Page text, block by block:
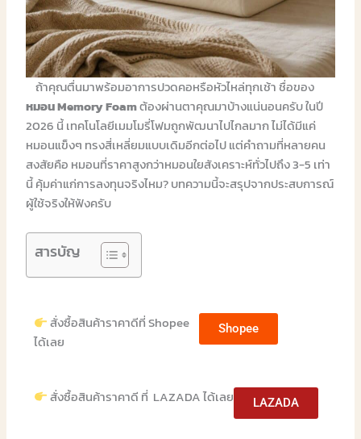
ถ้าคุณตื่นมาพร้อมอาการปวดคอหรือหัวไหล่ทุกเช้า ชื่อของ
หมอน Memory Foamต้องผ่านตาคุณมาบ้างแน่นอนครับ ในปี
2026 นี้ เทคโนโลยีเมมโมรี่โฟมถูกพัฒนาไปไกลมาก ไม่ได้มีแค่
หมอนแข็งๆ ทรงสี่เหลี่ยมแบบเดิมอีกต่อไป แต่คำถามที่หลายคน
สงสัยคือ หมอนที่ราคาสูงกว่าหมอนใยสังเคราะห์ทั่วไปถึง 3-5 เท่า
นี้ คุ้มค่าแก่การลงทุนจริงไหม? บทความนี้จะสรุปจากประสบการณ์
ผู้ใช้จริงให้ฟังครับ
สารบัญ
สั่งซื้อสินค้าราคาดีที่ Shopee
ได้เลย
Shopee
สั่งซื้อสินค้าราคาดี ที่ LAZADA ได้เลย LAZADA